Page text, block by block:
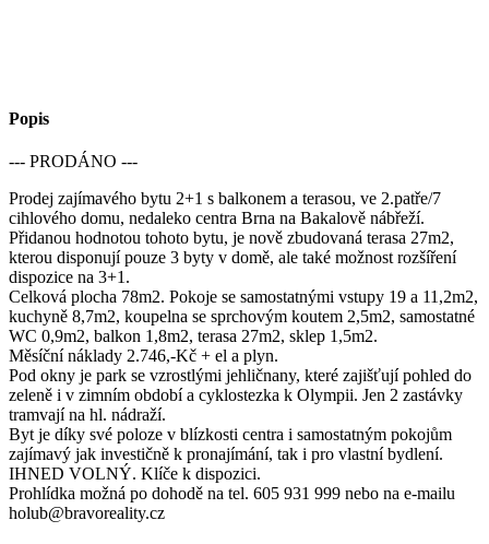
Popis
--- PRODÁNO ---
Prodej zajímavého bytu 2+1 s balkonem a terasou, ve 2.patře/7
cihlového domu, nedaleko centra Brna na Bakalově nábřeží.
Přidanou hodnotou tohoto bytu, je nově zbudovaná terasa 27m2,
kterou disponují pouze 3 byty v domě, ale také možnost rozšíření
dispozice na 3+1.
Celková plocha 78m2. Pokoje se samostatnými vstupy 19 a 11,2m2,
kuchyně 8,7m2, koupelna se sprchovým koutem 2,5m2, samostatné
WC 0,9m2, balkon 1,8m2, terasa 27m2, sklep 1,5m2.
Měsíční náklady 2.746,-Kč + el a plyn.
Pod okny je park se vzrostlými jehličnany, které zajišťují pohled do
zeleně i v zimním období a cyklostezka k Olympii. Jen 2 zastávky
tramvají na hl. nádraží.
Byt je díky své poloze v blízkosti centra i samostatným pokojům
zajímavý jak investičně k pronajímání, tak i pro vlastní bydlení.
IHNED VOLNÝ. Klíče k dispozici.
Prohlídka možná po dohodě na tel. 605 931 999 nebo na e-mailu
holub@bravoreality.cz